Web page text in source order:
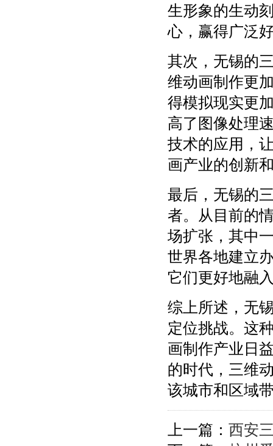
生形象的生动
心，赢得广泛
其次，无锡的
维动画制作更
得模拟现实更
高了图像处理
技术的应用，
画产业的创新
最后，无锡的
者。从目前的
场扩张，其中
世界各地建立
它们更好地融
综上所述，无
定位挑战。这
画制作产业日
的时代，三维
该城市和区域
上一篇： 西安